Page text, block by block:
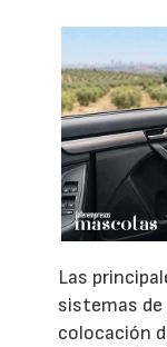
Las
sistemas
colocación